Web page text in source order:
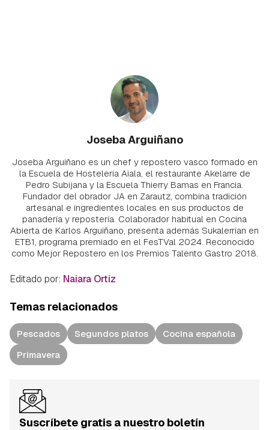
Joseba Arguiñano
Joseba Arguiñano es un chef y repostero vasco formado en
la Escuela de Hostelería Aiala, el restaurante Akelarre de
Pedro Subijana y la Escuela Thierry Bamas en Francia.
Fundador del obrador JA en Zarautz, combina tradición
artesanal e ingredientes locales en sus productos de
panadería y repostería. Colaborador habitual en Cocina
Abierta de Karlos Arguiñano, presenta además Sukalerrian en
ETB1, programa premiado en el FesTVal 2024. Reconocido
como Mejor Repostero en los Premios Talento Gastro 2018.
Editado por: Naiara Ortiz
Temas relacionados
Pescados Segundos platos
Cocina española
Primavera
Suscríbete gratis a nuestro boletín